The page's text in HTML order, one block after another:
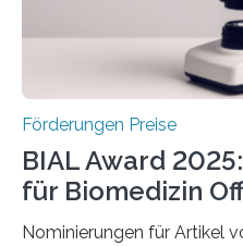
Förderungen Preise
BIAL Award
für Biomedizin
Nominierungen für Artikel